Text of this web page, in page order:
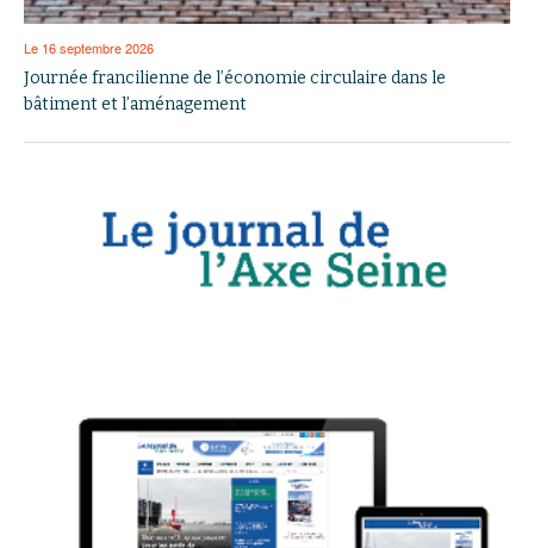
Le 16 septembre 2026
Journée francilienne de l’économie circulaire dans le
bâtiment et l’aménagement